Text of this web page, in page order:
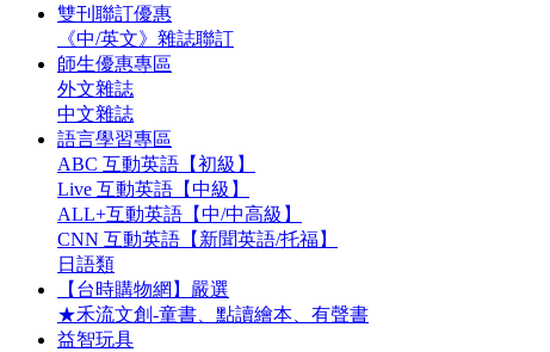
雙刊聯訂優惠
《中/英文》雜誌聯訂
師生優惠專區
外文雜誌
中文雜誌
語言學習專區
ABC 互動英語【初級】
Live 互動英語【中級】
ALL+互動英語【中/中高級】
CNN 互動英語【新聞英語/托福】
日語類
【台時購物網】嚴選
★禾流文創-童書、點讀繪本、有聲書
益智玩具